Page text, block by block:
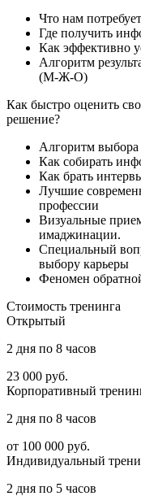
Что нам
Где получить
Как эффективно
Алгоритм
(М-Ж-О)
Как быстро оценить
решение?
Алгоритм выбора
Как собирать
Как брать
Лучшие
профессии
Визуальные
имаджинации.
Специальный
выбору карьеры
Феномен
Стоимость тренинга
Открытый
2 дня по 8 часов
23 000 руб.
Корпоративный
2 дня по 8 часов
от 100 000 руб.
Индивидуальный
2 дня по 5 часов